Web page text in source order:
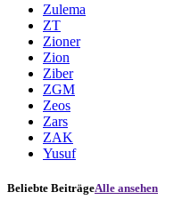
Zulema
ZT
Zioner
Zion
Ziber
ZGM
Zeos
Zars
ZAK
Yusuf
Beliebte BeiträgeAlle ansehen